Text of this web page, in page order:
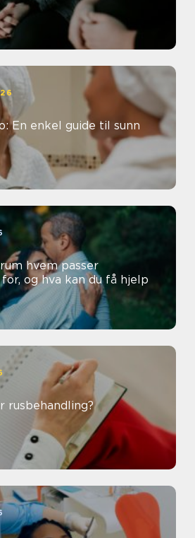
En enkel guide til sunn
og hva kan du få hjelp
rusbehandling?